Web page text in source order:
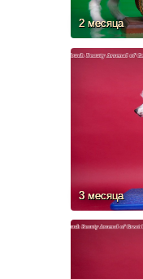
2 месяца
3 месяца